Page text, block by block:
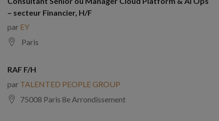
– secteur Financier, H/F
par EY
Paris
RAF F/H
par TALENTED PEOPLE GROUP
75008 Paris 8e Arrondissement